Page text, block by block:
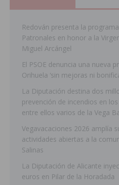
Redován presenta la
Patronales en honor a la
Miguel Arcángel
El PSOE denuncia una nueva
Orihuela ‘sin mejoras ni
La Diputación destina dos
prevención de incendios en
entre ellos varios de la Vega
Vegavacaciones 2026 amplía
actividades abiertas a la
Salinas
La Diputación de Alicante
euros en Pilar de la Horadada